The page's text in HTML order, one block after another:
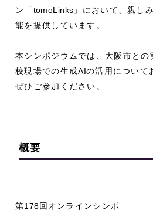
ン「 tomoLinks 」において、親し
能を提供しています。
本シンポジウムでは、大阪市との
校現場での生成AIの活用について
ぜひご参加ください。
概要
第178回オンラインシンポ